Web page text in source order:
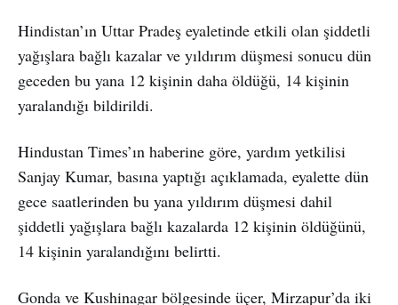
Hindistan’ın Uttar Pradeş eyaletinde etkili olan şiddetli
yağışlara bağlı kazalar ve yıldırım düşmesi sonucu dün
geceden bu yana 12 kişinin daha öldüğü, 14 kişinin
yaralandığı bildirildi.
Hindustan Times’ın haberine göre, yardım yetkilisi
Sanjay Kumar, basına yaptığı açıklamada, eyalette dün
gece saatlerinden bu yana yıldırım düşmesi dahil
şiddetli yağışlara bağlı kazalarda 12 kişinin öldüğünü,
14 kişinin yaralandığını belirtti.
Gonda ve Kushinagar bölgesinde üçer, Mirzapur’da iki